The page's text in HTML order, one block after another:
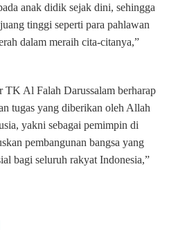
anak didik sejak dini, sehingga
tinggi seperti para pahlawan
dalam meraih cita-citanya,”
TK Al Falah Darussalam berharap
tugas yang diberikan oleh Allah
yakni sebagai pemimpin di
pembangunan bangsa yang
bagi seluruh rakyat Indonesia,”